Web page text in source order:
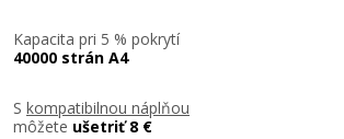
Kapacita pri 5 % pokrytí
40000 strán A4
S kompatibilnou náplňou
môžete ušetriť 8 €